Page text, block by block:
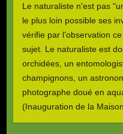
Le naturaliste n'est pas
le plus loin possible ses
vérifie par l'observation
sujet. Le naturaliste est
orchidées, un
champignons, un
photographe doué en
(Inauguration de la